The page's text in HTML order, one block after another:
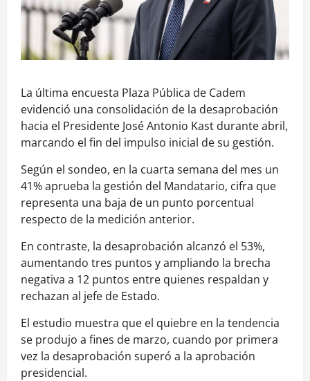
La última encuesta Plaza Pública de Cadem
evidenció una consolidación de la desaprobación
hacia el Presidente José Antonio Kast durante abril,
marcando el fin del impulso inicial de su gestión.
Según el sondeo, en la cuarta semana del mes un
41% aprueba la gestión del Mandatario, cifra que
representa una baja de un punto porcentual
respecto de la medición anterior.
En contraste, la desaprobación alcanzó el 53%,
aumentando tres puntos y ampliando la brecha
negativa a 12 puntos entre quienes respaldan y
rechazan al jefe de Estado.
El estudio muestra que el quiebre en la tendencia
se produjo a fines de marzo, cuando por primera
vez la desaprobación superó a la aprobación
presidencial.